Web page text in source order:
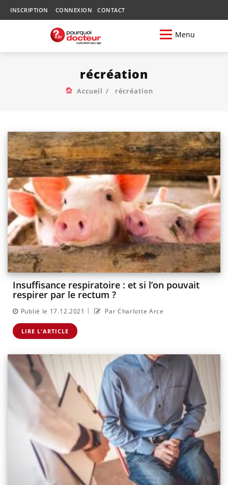
INSCRIPTION CONNEXION CONTACT
Menu
récréation
Accueil récréation
Insuffisance respiratoire : et si l’on pouvait
respirer par le rectum ?
Publié le 17.12.2021 | Par Charlotte Arce
LIRE L'ARTICLE